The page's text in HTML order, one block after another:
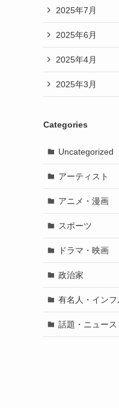
2025年7月
2025年6月
2025年4月
2025年3月
Categories
Uncategorized
アーティスト
アニメ・漫画
スポーツ
ドラマ・映画
政治家
有名人・イン
話題・ニュース